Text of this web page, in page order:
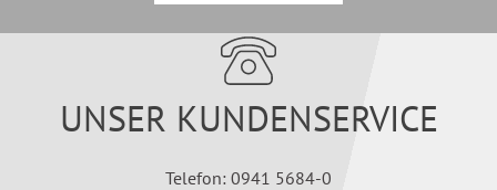
UNSER KUNDENSERVICE
Telefon: 0941 5684-0